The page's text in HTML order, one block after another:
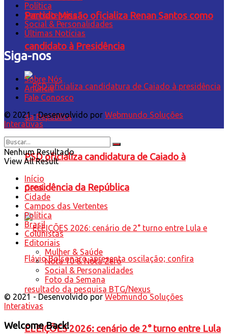
Partido Missão oficializa Renan Santos como
candidato à Presidência
PSD oficializa candidatura de Caiado à
presidência da República
ELEIÇÕES 2026: cenário de 2° turno entre Lula
Política
Sem categoria
Social & Personalidades
Últimas Notícias
Siga-nos
Sobre Nós
Anuncie
Fale Conosco
© 2021 - Desenvolvido por Webmundo Soluções
Interativas
Nenhum Resultado
View All Result
Início
Geral
Cidade
Campos das Vertentes
Política
Brasil
Colunistas
Editoriais
Mulher & Saúde
Nota 10 & Nota Zero
Social & Personalidades
Foto da Semana
© 2021 - Desenvolvido por Webmundo Soluções
Interativas
Welcome Back!